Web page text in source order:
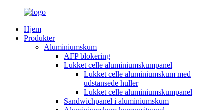
Hjem
Produkter
Aluminiumskum
AFP blokering
Lukket celle aluminiumskumpanel
Lukket celle aluminiumskum med
udstansede huller
Lukket celle aluminiumskumpanel
Sandwichpanel i aluminiumskum